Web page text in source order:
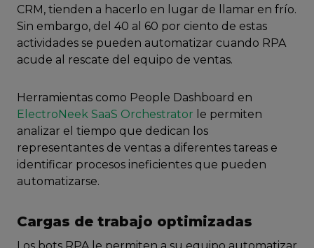
CRM, tienden a hacerlo en lugar de llamar en frío.
Sin embargo, del 40 al 60 por ciento de estas
actividades se pueden automatizar cuando RPA
acude al rescate del equipo de ventas.
Herramientas como People Dashboard en
ElectroNeek SaaS Orchestrator le permiten
analizar el tiempo que dedican los
representantes de ventas a diferentes tareas e
identificar procesos ineficientes que pueden
automatizarse.
Cargas de trabajo optimizadas